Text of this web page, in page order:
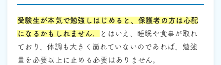
受験生が本気で勉強しはじめると、保護者の方は心配
になるかもしれません。
とはいえ、睡眠や食事が取れ
ており、体調も大きく崩れていないのであれば、勉強
量を必要以上に止める必要はありません。